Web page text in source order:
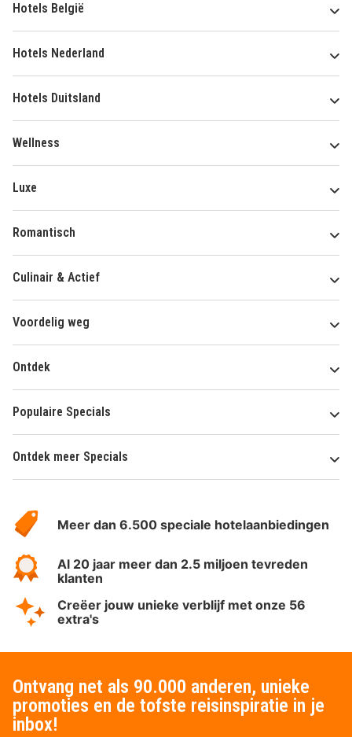
Hotels België
Hotels Nederland
Hotels Duitsland
Wellness
Luxe
Romantisch
Culinair & Actief
Voordelig weg
Ontdek
Populaire Specials
Ontdek meer Specials
HotelSpecials
Meer dan 6.500 speciale hotelaanbiedingen
Al 20 jaar meer dan 2.5 miljoen tevreden
klanten
Creëer jouw unieke verblijf met onze 56
extra's
Ontvang net als 90.000 anderen, unieke
promoties en de tofste reisinspiratie in je
inbox!